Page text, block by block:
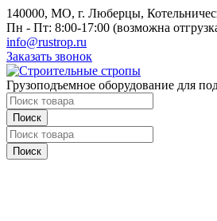
140000, МО, г. Люберцы,
Пн - Пт: 8:00-17:00 (возможна
info@rustrop.ru
Заказать звонок
Грузоподъемное оборудование для
Поиск
Поиск